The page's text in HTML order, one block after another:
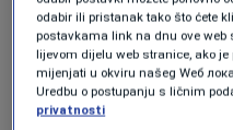
Hildesheim u
zaposlenih tamo bi
još 150 do 2032.
odabir ili pristanak tako što ćete
postavkama link na dnu ove
lijevom dijelu web stranice, ako
mijenjati u okviru našeg Wеб
Uredbu o postupanju s ličnim
privatnosti